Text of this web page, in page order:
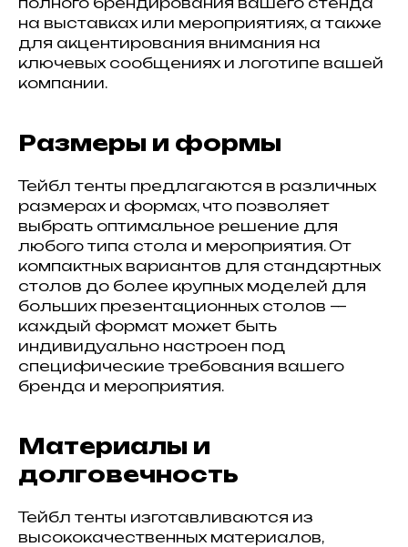
на выставках или мероприятиях, а также
для акцентирования внимания на
ключевых сообщениях и логотипе вашей
компании.
Размеры и формы
Тейбл тенты предлагаются в различных
размерах и формах, что позволяет
выбрать оптимальное решение для
любого типа стола и мероприятия. От
компактных вариантов для стандартных
столов до более крупных моделей для
больших презентационных столов —
каждый формат может быть
индивидуально настроен под
специфические требования вашего
бренда и мероприятия.
Материалы и
долговечность
Тейбл тенты изготавливаются из
высококачественных материалов,